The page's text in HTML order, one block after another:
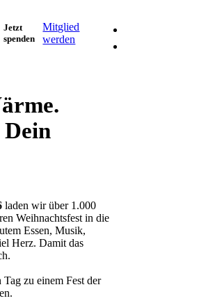
Jetzt
spenden
Mitglied
werden
Dein
laden wir über 1.000
Weihnachtsfest in die
Essen, Musik,
Herz. Damit das
Tag zu einem Fest der